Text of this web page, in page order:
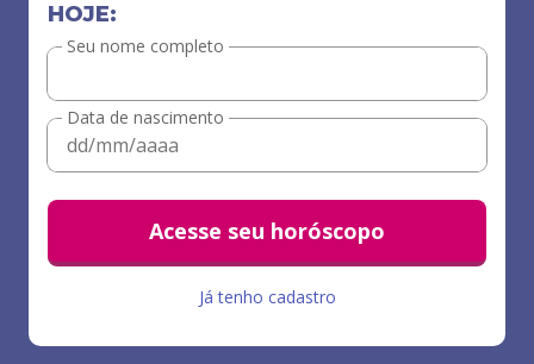
HOJE:
Seu nome completo
Data de nascimento
Acesse seu horóscopo
Já tenho cadastro